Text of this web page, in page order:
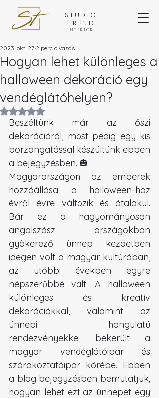
STUDIO
TREND
INTERIOR
Hogyan lehet különleges a
halloween dekoráció egy
vendéglátóhelyen?
2023. okt. 27. 2 perc olvasás
NaN csillagot kapott az 5-ből.
Beszéltünk már az őszi
dekorációról, most pedig egy kis
borzongatással készültünk ebben
a bejegyzésben. 🎃
Magyarországon az emberek
hozzáállása a halloween-hoz
évről évre változik és átalakul.
Bár ez a hagyományosan
angolszász országokban
gyökerező ünnep kezdetben
idegen volt a magyar kultúrában,
az utóbbi években egyre
népszerűbbé vált. A halloween
különleges és kreatív
dekorációkkal, valamint az
ünnepi hangulatú
rendezvényekkel bekerült a
magyar vendéglátóipar és
szórakoztatóipar körébe. Ebben
a blog bejegyzésben bemutatjuk,
hogyan lehet ezt az ünnepet egy